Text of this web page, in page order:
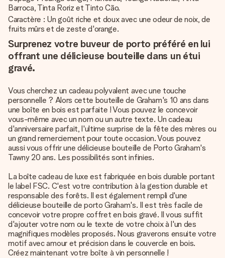
Barroca, Tinta Roriz et Tinto Cão.
Caractère : Un goût riche et doux avec une odeur de noix, de
fruits mûrs et de zeste d'orange.
Surprenez votre buveur de porto préféré en lui
offrant une délicieuse bouteille dans un étui
gravé.
Vous cherchez un cadeau polyvalent avec une touche
personnelle ? Alors cette bouteille de Graham's 10 ans dans
une boîte en bois est parfaite ! Vous pouvez le concevoir
vous-même avec un nom ou un autre texte. Un cadeau
d'anniversaire parfait, l'ultime surprise de la fête des mères ou
un grand remerciement pour toute occasion. Vous pouvez
aussi vous offrir une délicieuse bouteille de Porto Graham's
Tawny 20 ans. Les possibilités sont infinies.
La boîte cadeau de luxe est fabriquée en bois durable portant
le label FSC. C'est votre contribution à la gestion durable et
responsable des forêts. Il est également rempli d'une
délicieuse bouteille de porto Graham's. Il est très facile de
concevoir votre propre coffret en bois gravé. Il vous suffit
d'ajouter votre nom ou le texte de votre choix à l'un des
magnifiques modèles proposés. Nous graverons ensuite votre
motif avec amour et précision dans le couvercle en bois.
Créez maintenant votre boîte à vin personnelle !